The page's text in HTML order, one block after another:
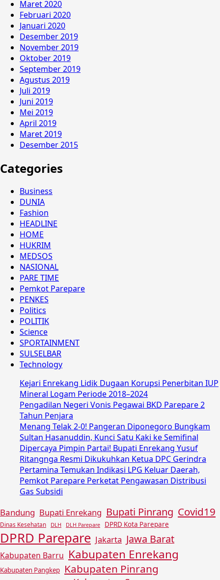
Maret 2020
Februari 2020
Januari 2020
Desember 2019
November 2019
Oktober 2019
September 2019
Agustus 2019
Juli 2019
Juni 2019
Mei 2019
April 2019
Maret 2019
Desember 2015
Categories
Business
DUNIA
Fashion
HEADLINE
HOME
HUKRIM
MEDSOS
NASIONAL
PARE TIME
Pemkot Parepare
PENKES
Politics
POLITIK
Science
SPORTAINMENT
SULSELBAR
Technology
Kejari Enrekang Lidik Dugaan Korupsi Penerbitan IUP
Mineral Logam Periode 2018–2024
Pengadilan Negeri Vonis Pegawai BKD Parepare 2
Tahun Penjara
Menang Telak 2-0! Pangeran Diponegoro Bungkam
Sultan Hasanuddin, Kunci Satu Kaki ke Semifinal
Dipercaya Pimpin Partai! Bupati Enrekang Yusuf
Ritangnga Resmi Dikukuhkan Ketua DPC Gerindra
Pertamina Temukan Indikasi LPG Keluar Daerah,
Pemkot Parepare Perketat Pengawasan Distribusi
Gas Subsidi
Bandung Bupati Enrekang Bupati Pinrang Covid19
Dinas Kesehatan DLH DLH Parepare DPRD Kota Parepare
DPRD Parepare Jakarta Jawa Barat
Kabupaten Barru Kabupaten Enrekang
Kabupaten Pangkep Kabupaten Pinrang